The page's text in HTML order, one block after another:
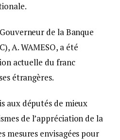
de la Banque
A. WAMESO, a été
actuelle du franc
étrangères.
aux députés de mieux
de l’appréciation de la
mesures envisagées pour